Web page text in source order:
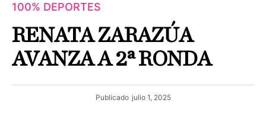
100% DEPORTES
RENATA ZARAZÚA
AVANZA A 2ª RONDA
Publicado julio 1, 2025